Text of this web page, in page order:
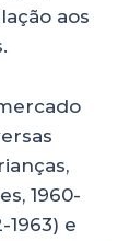
aos
1960-
1963) e